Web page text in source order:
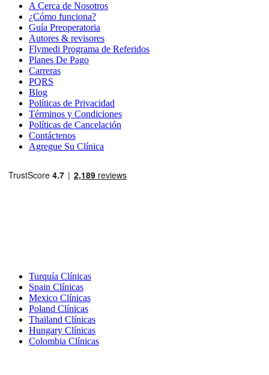
A Cerca de Nosotros
¿Cómo funciona?
Guía Preoperatoria
Autores & revisores
Flymedi Programa de Referidos
Planes De Pago
Carreras
PQRS
Blog
Políticas de Privacidad
Términos y Condiciones
Políticas de Cancelación
Contáctenos
Agregue Su Clínica
Turquía Clínicas
Spain Clínicas
Mexico Clínicas
Poland Clínicas
Thailand Clínicas
Hungary Clínicas
Colombia Clínicas